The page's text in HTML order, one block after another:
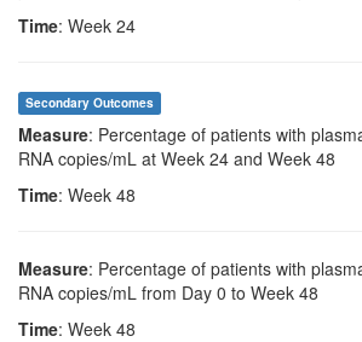
Time: Week 24
Secondary Outcomes
Measure: Percentage of patients with
RNA copies/mL at Week 24 and Week 48
Time: Week 48
Measure: Percentage of patients with
RNA copies/mL from Day 0 to Week 48
Time: Week 48